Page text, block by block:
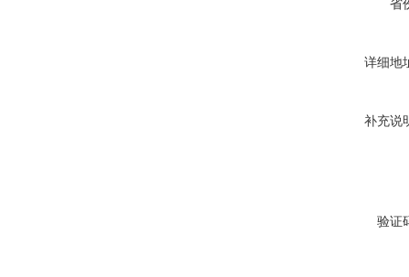
省
详细地
补充说
验证